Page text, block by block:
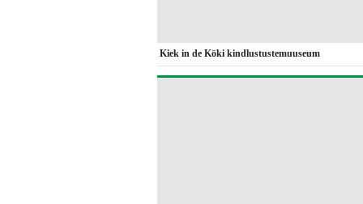
Kiek in de Köki kindlustustemuuseum